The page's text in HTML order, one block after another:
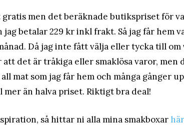
gratis men det beräknade butikspriset för
betalar 229 kr inkl frakt. Så jag får hem
Då jag inte fått välja eller tycka till
att det är tråkiga eller smaklösa varor, men
mat som jag får hem och många gånger
än halva priset. Riktigt bra deal!
så hittar ni alla mina smakboxar här